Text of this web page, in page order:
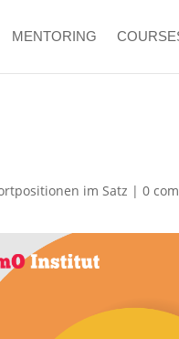
MENTORING
im Satz |0